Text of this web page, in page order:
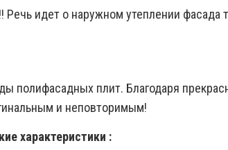
идет о наружном утеплении фасада
полифасадных плит. Благодаря
и неповторимым!
характеристики :